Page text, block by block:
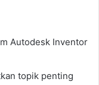
Autodesk Inventor
topik penting